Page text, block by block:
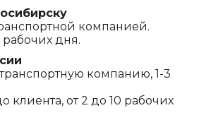
компанией.
рабочих дня.
транспортную компанию, 1-3
клиента, от 2 до 10 рабочих